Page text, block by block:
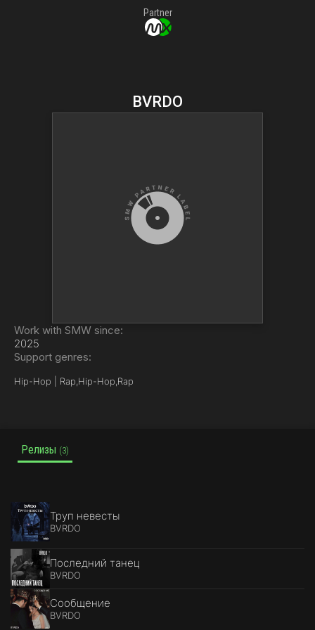
Partner
BVRDO
Work with SMW since:
2025
Support genres:
Hip-Hop | Rap, Hip-Hop, Rap
Релизы (3)
Труп невесты
BVRDO
Последний танец
BVRDO
Сообщение
BVRDO